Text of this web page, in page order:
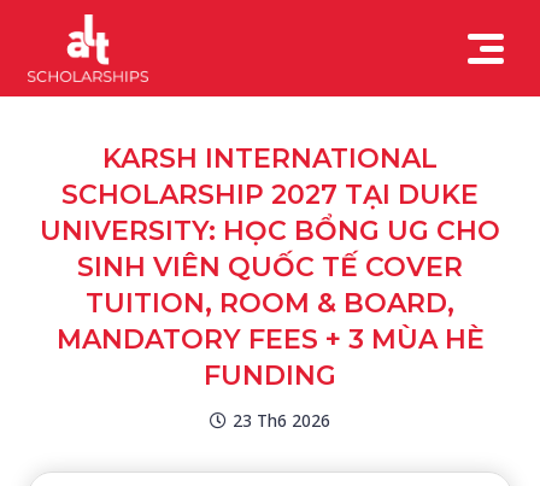
KARSH INTERNATIONAL
SCHOLARSHIP 2027 TẠI DUKE
UNIVERSITY: HỌC BỔNG UG CHO
SINH VIÊN QUỐC TẾ COVER
TUITION, ROOM & BOARD,
MANDATORY FEES + 3 MÙA HÈ
FUNDING
23 Th6 2026